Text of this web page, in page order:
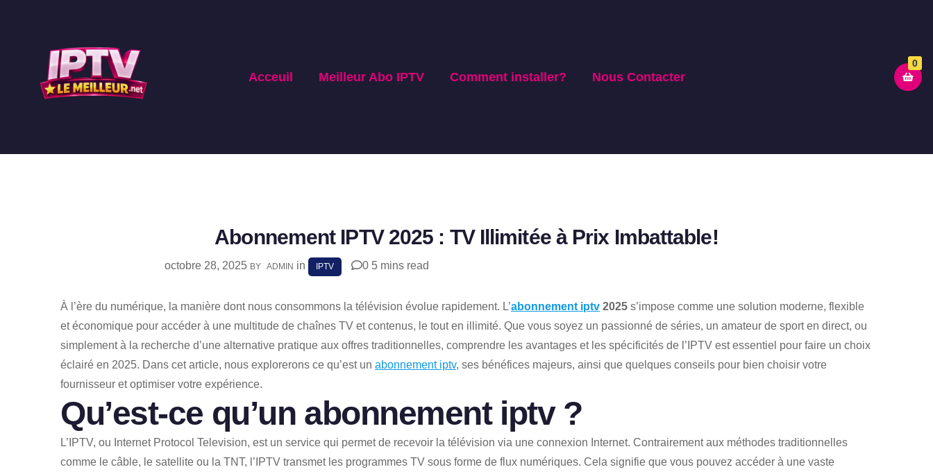
Acceuil Meilleur Abo IPTV Comment installer? Nous Contacter
0
Abonnement IPTV 2025 : TV Illimitée à Prix Imbattable!
octobre 28, 2025 BY ADMIN in IPTV 0 5 mins read
À l’ère du numérique, la manière dont nous consommons la télévision évolue rapidement. L’abonnement iptv 2025 s’impose comme une solution moderne, flexible
et économique pour accéder à une multitude de chaînes TV et contenus, le tout en illimité. Que vous soyez un passionné de séries, un amateur de sport en direct, ou
simplement à la recherche d’une alternative pratique aux offres traditionnelles, comprendre les avantages et les spécificités de l’IPTV est essentiel pour faire un choix
éclairé en 2025. Dans cet article, nous explorerons ce qu’est un abonnement iptv, ses bénéfices majeurs, ainsi que quelques conseils pour bien choisir votre
fournisseur et optimiser votre expérience.
Qu’est-ce qu’un abonnement iptv?
L’IPTV, ou Internet Protocol Television, est un service qui permet de recevoir la télévision via une connexion Internet. Contrairement aux méthodes traditionnelles
comme le câble, le satellite ou la TNT, l’IPTV transmet les programmes TV sous forme de flux numériques. Cela signifie que vous pouvez accéder à une vaste